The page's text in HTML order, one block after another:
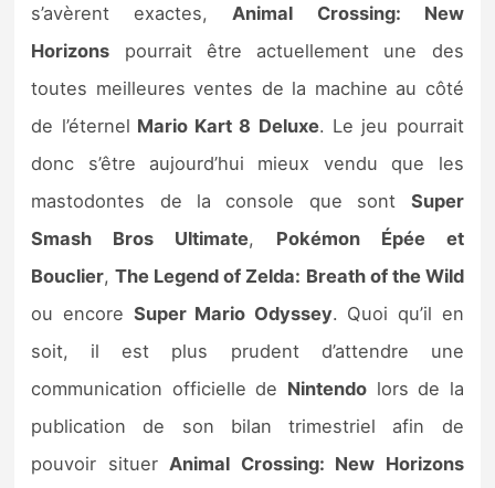
s’avèrent exactes, Animal Crossing: New
Horizons pourrait être actuellement une des
toutes meilleures ventes de la machine au côté
de l’éternel Mario Kart 8 Deluxe. Le jeu pourrait
donc s’être aujourd’hui mieux vendu que les
mastodontes de la console que sont Super
Smash Bros Ultimate, Pokémon Épée et
Bouclier,The Legend of Zelda: Breath of the Wild
ou encore Super Mario Odyssey. Quoi qu’il en
soit, il est plus prudent d’attendre une
communication officielle de Nintendolors de la
publication de son bilan trimestriel afin de
pouvoir situer Animal Crossing: New Horizons